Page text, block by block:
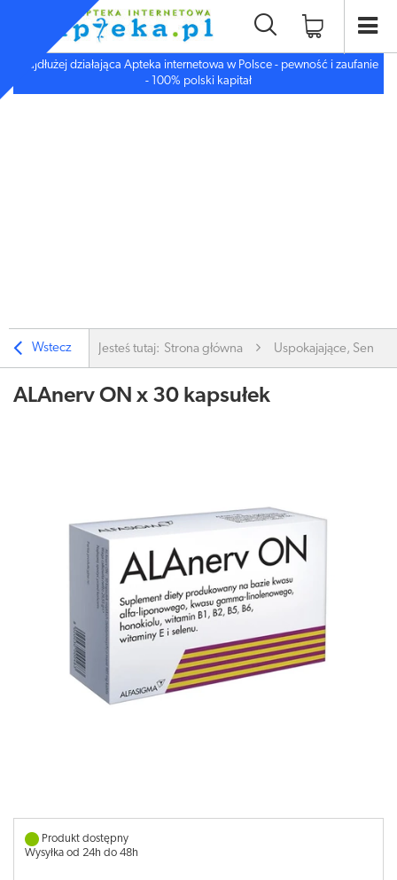
Najdłużej działająca Apteka internetowa w Polsce - pewność i zaufanie
- 100% polski kapitał
Wstecz Jesteś tutaj: Strona główna Uspokajające, Sen,
ALAnerv ON x 30 kapsułek
Produkt dostępny
Wysyłka od 24h do 48h